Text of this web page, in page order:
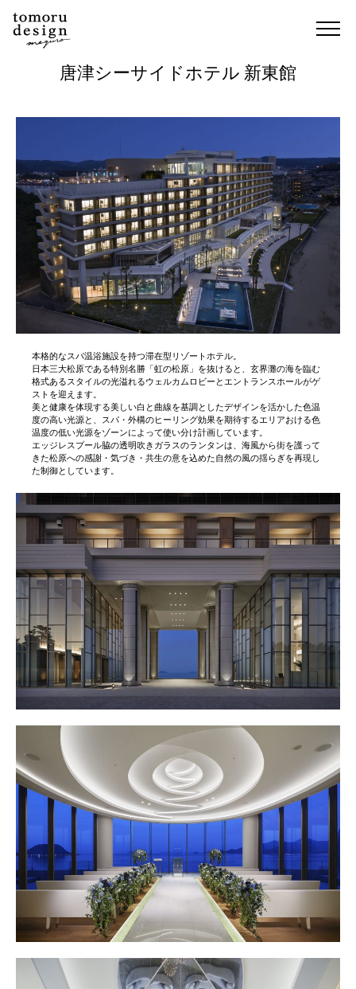
唐津シーサイドホテル 新東館
本格的なスパ温浴施設を持つ滞在型リゾートホテル。
日本三大松原である特別名勝「虹の松原」を抜けると、玄界灘の海を臨む
格式あるスタイルの光溢れるウェルカムロビーとエントランスホールがゲ
ストを迎えます。
美と健康を体現する美しい白と曲線を基調としたデザインを活かした色温
度の高い光源と、スパ・外構のヒーリング効果を期待するエリアおける色
温度の低い光源をゾーンによって使い分け計画しています。
エッジレスプール脇の透明吹きガラスのランタンは、海風から街を護って
きた松原への感謝・気づき・共生の意を込めた自然の風の揺らぎを再現し
た制御としています。